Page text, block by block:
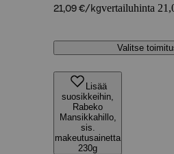
21,09 €/kgvertailuhinta
Valitse
Lisää
suosikkeihin,
Rabeko
Mansikkahillo,
sis.
makeutusainetta
230g